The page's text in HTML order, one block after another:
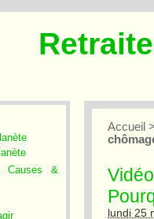
Causes &
Accueil
lundi 25